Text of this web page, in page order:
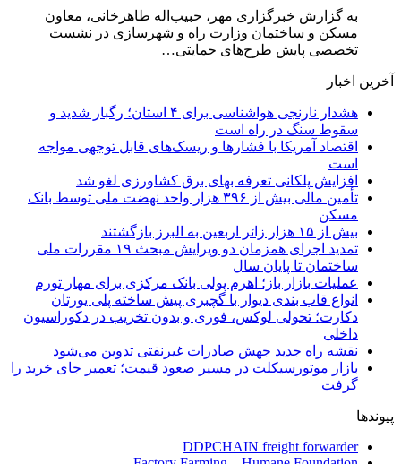
به گزارش خبرگزاری مهر، حبیب‌اله طاهرخانی، معاون
مسکن و ساختمان وزارت راه و شهرسازی در نشست
تخصصی پایش طرح‌های حمایتی…
آخرین اخبار
هشدار نارنجی هواشناسی برای ۴ استان؛ رگبار شدید و
سقوط سنگ در راه است
اقتصاد آمریکا با فشارها و ریسک‌های قابل توجهی مواجه
است
افزایش پلکانی تعرفه بهای برق کشاورزی لغو شد
تأمین مالی بیش از ۳۹۶ هزار واحد نهضت ملی توسط بانک
مسکن
بیش از ۱۵ هزار زائر اربعین به البرز بازگشتند
تمدید اجرای همزمان دو ویرایش مبحث ۱۹ مقررات ملی
ساختمان تا پایان سال
عملیات بازار باز؛ اهرم پولی بانک مرکزی برای مهار تورم
انواع قاب بندی دیوار با گچبری پیش ساخته پلی یورتان
دکارت؛ تحولی لوکس، فوری و بدون تخریب در دکوراسیون
داخلی
نقشه راه جدید جهش صادرات غیرنفتی تدوین می‌شود
بازار موتورسیکلت در مسیر صعود قیمت؛ تعمیر جای خرید را
گرفت
پیوندها
DDPCHAIN freight forwarder